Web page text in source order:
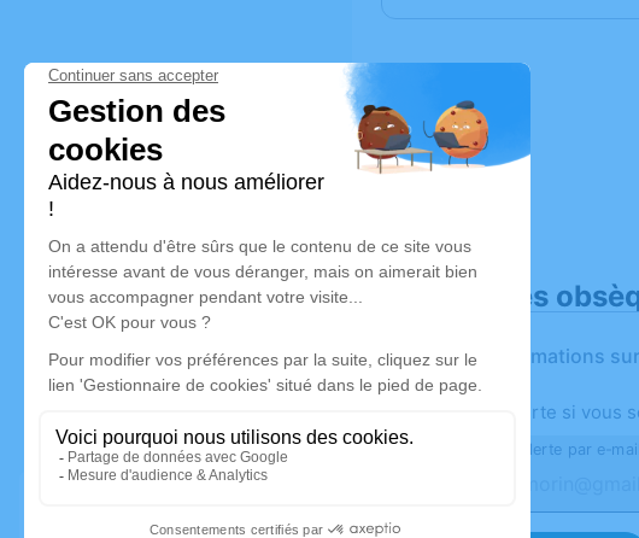
Déroulé des
Les informations
Activez une alerte si
Recevoir une alerte par e-